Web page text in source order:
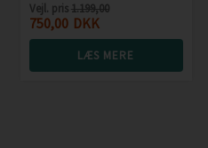
Vejl. pris1.199,00
750,00 DKK
LÆS MERE